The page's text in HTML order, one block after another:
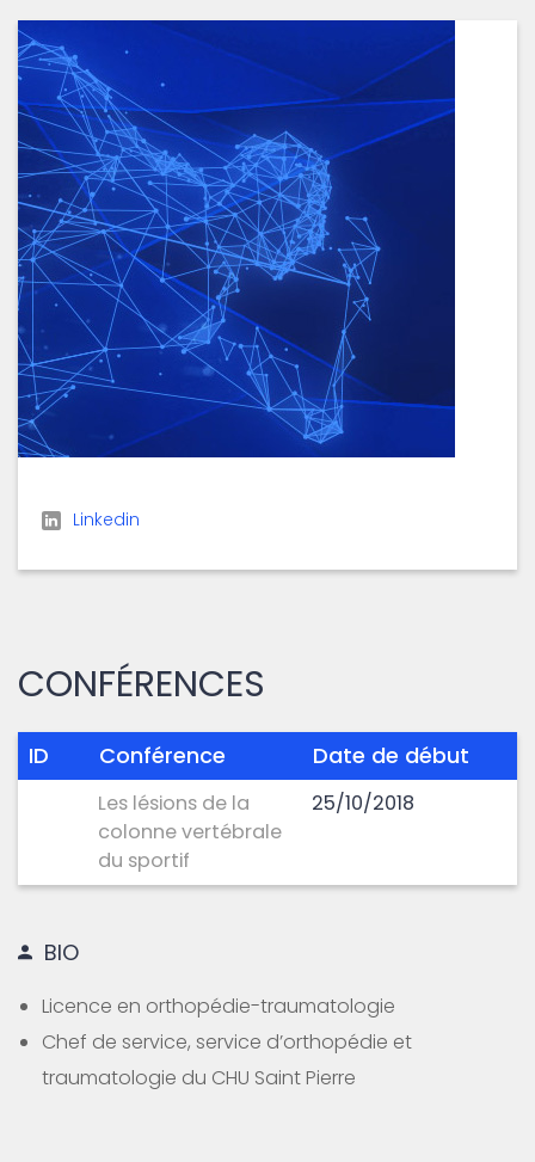
Linkedin
CONFÉRENCES
ID Conférence Date de début
Les lésions de la
colonne vertébrale
du sportif
25/10/2018
BIO
Licence en orthopédie-traumatologie
Chef de service, service d’orthopédie et
traumatologie du CHU Saint Pierre